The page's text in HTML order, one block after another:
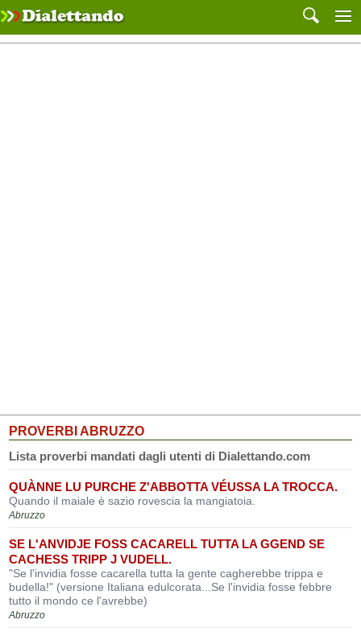
PROVERBI ABRUZZO
Lista proverbi mandati dagli utenti di Dialettando.com
QUÀNNE LU PURCHE Z'ABBOTTA VÉUSSA LA TROCCA.
Quando il maiale è sazio rovescia la mangiatoia.
Abruzzo
SE L'ANVIDJE FOSS CACARELL TUTTA LA GGEND SE
CACHESS TRIPP J VUDELL.
"Se l'invidia fosse cacarella tutta la gente cagherebbe trippa e
budella!" (versione Italiana edulcorata...Se l'invidia fosse febbre
tutto il mondo ce l'avrebbe)
Abruzzo